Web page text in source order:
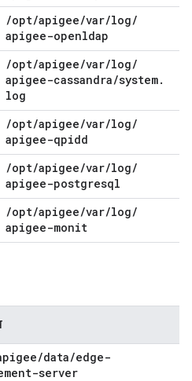
/opt/apigee/var/log/
apigee-openldap
/opt/apigee/var/log/
apigee-cassandra/system.
log
/opt/apigee/var/log/
apigee-qpidd
/opt/apigee/var/log/
apigee-postgresql
/opt/apigee/var/log/
apigee-monit
/data/edge-
server